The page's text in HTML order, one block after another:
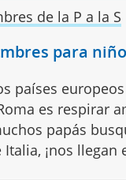
de la P a la S
para
países
es respirar
papás
¡nos llegan